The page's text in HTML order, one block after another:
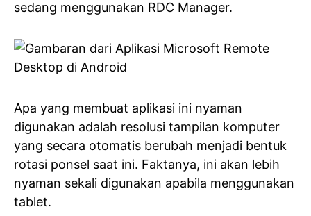
sedang menggunakan RDC Manager.
Apa yang membuat aplikasi ini nyaman
digunakan adalah resolusi tampilan komputer
yang secara otomatis berubah menjadi bentuk
rotasi ponsel saat ini. Faktanya, ini akan lebih
nyaman sekali digunakan apabila menggunakan
tablet.